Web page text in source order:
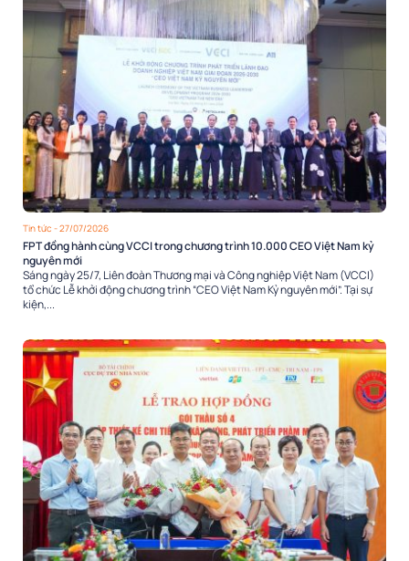
Tin tức - 27/07/2026
FPT đồng hành cùng VCCI trong chương trình 10.000 CEO Việt Nam kỷ
nguyên mới
Sáng ngày 25/7, Liên đoàn Thương mại và Công nghiệp Việt Nam (VCCI)
tổ chức Lễ khởi động chương trình “CEO Việt Nam Kỷ nguyên mới”. Tại sự
kiện,...